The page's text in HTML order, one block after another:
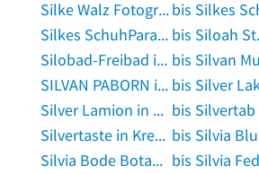
Silke Walz Fotografie in Karlsruhe, Baden
Silkes SchuhParadies in Friedrichstadt, Eider
Silobad-Freibad in Frankfurt am Main
SILVAN PABORN in Schöneiche bei Berlin
Silver Lamion in Flensburg
Silvertaste in Krefeld
Silvia Bode Botas Technischer Vertrieb in Berlin